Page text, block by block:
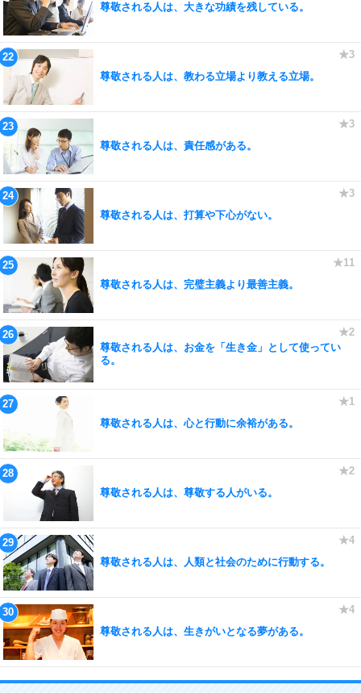
尊敬される人は、大きな功績を残している。
尊敬される人は、教わる立場より教える立場。
尊敬される人は、責任感がある。
尊敬される人は、打算や下心がない。
尊敬される人は、完璧主義より最善主義。
尊敬される人は、お金を「生き金」として使ってい
る。
尊敬される人は、心と行動に余裕がある。
尊敬される人は、尊敬する人がいる。
尊敬される人は、人類と社会のために行動する。
尊敬される人は、生きがいとなる夢がある。